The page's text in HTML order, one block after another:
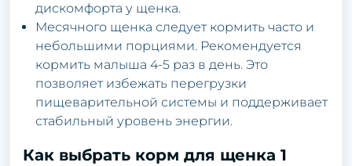
дискомфорта у щенка.
Месячного щенка следует кормить часто и
небольшими порциями. Рекомендуется
кормить малыша 4-5 раз в день. Это
позволяет избежать перегрузки
пищеварительной системы и поддерживает
стабильный уровень энергии.
Как выбрать корм для щенка 1